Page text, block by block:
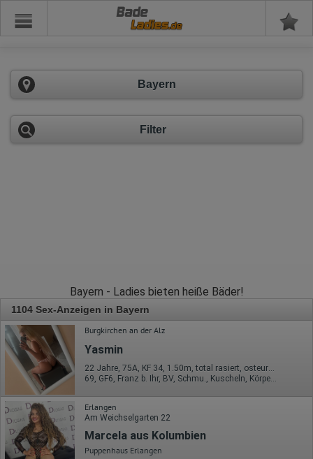
Bade
Bayern
Filter
Bayern - Ladies bieten heiße Bäder!
1104 Sex-Anzeigen in Bayern
Burgkirchen an der Alz
Yasmin
22 Jahre, 75A, KF 34, 1.50m, total rasiert, osteuropäisch
69, GF6, Franz b. Ihr, BV, Schmu., Kuscheln, Körperküs., KBp
Erlangen
Am Weichselgarten 22
Marcela aus Kolumbien
Puppenhaus Erlangen